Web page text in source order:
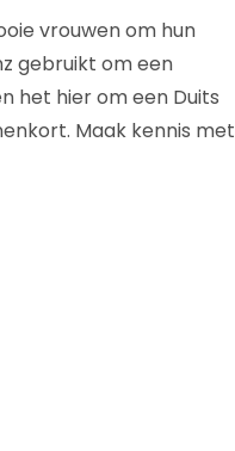
vrouwen om hun
gebruikt om een
het hier om een Duits
Maak kennis met